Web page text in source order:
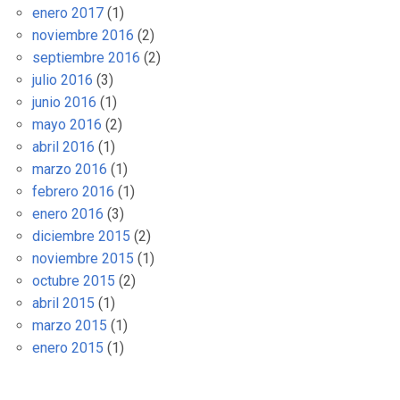
enero 2017 (1)
noviembre 2016 (2)
septiembre 2016 (2)
julio 2016 (3)
junio 2016 (1)
mayo 2016 (2)
abril 2016 (1)
marzo 2016 (1)
febrero 2016 (1)
enero 2016 (3)
diciembre 2015 (2)
noviembre 2015 (1)
octubre 2015 (2)
abril 2015 (1)
marzo 2015 (1)
enero 2015 (1)